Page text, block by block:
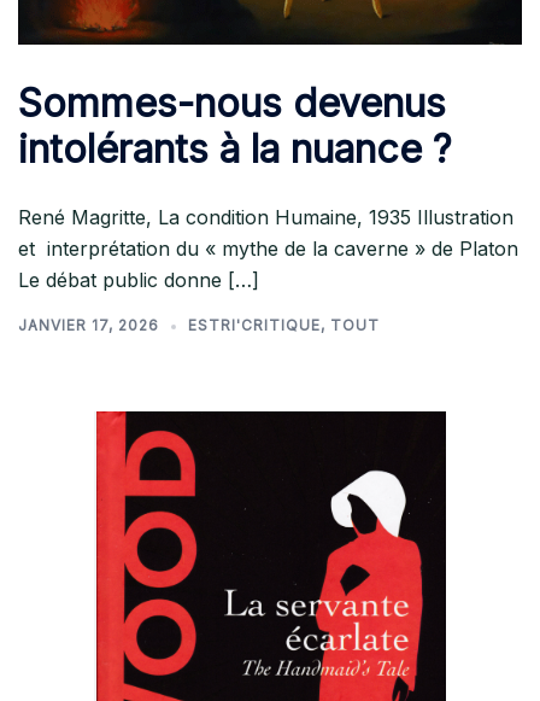
Sommes-nous devenus
intolérants à la nuance ?
René Magritte, La condition Humaine, 1935 Illustration
et interprétation du « mythe de la caverne » de Platon
Le débat public donne […]
JANVIER 17, 2026 ESTRI'CRITIQUE, TOUT